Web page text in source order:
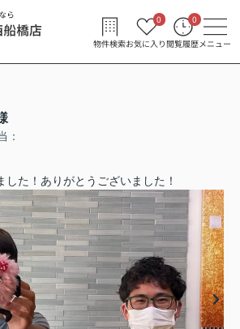
物件検索お気に入り
0
閲覧履歴
0
メニュー
：
た！ありがとうございました！